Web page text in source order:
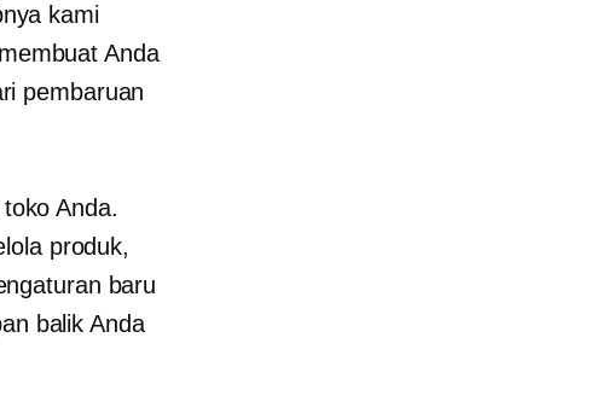
kami
Anda
pembaruan
Anda.
produk,
baru
balik Anda